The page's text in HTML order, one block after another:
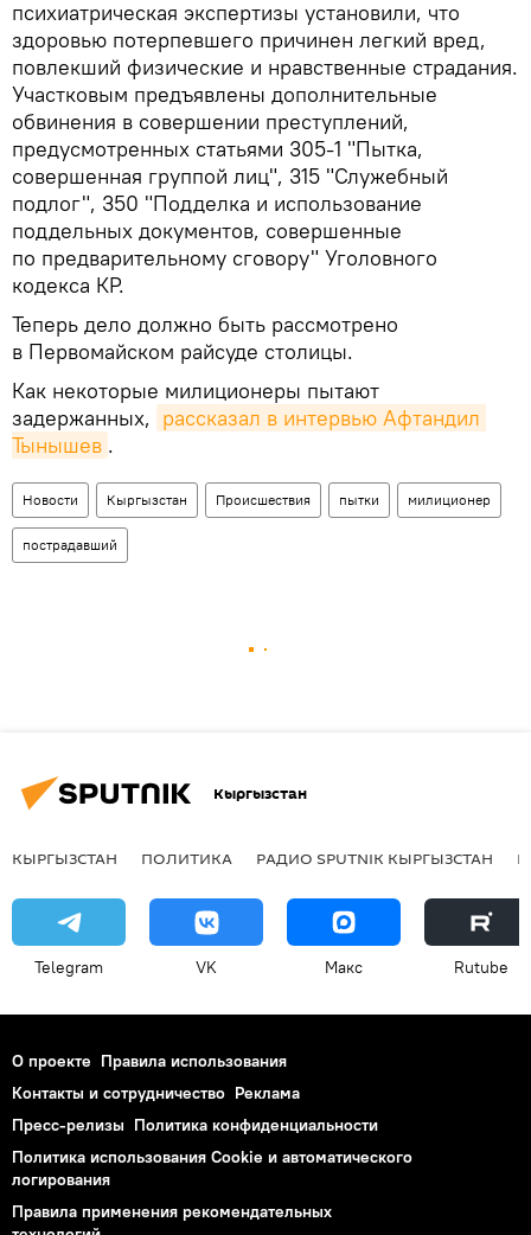
психиатрическая экспертизы установили, что
здоровью потерпевшего причинен легкий вред,
повлекший физические и нравственные страдания.
Участковым предъявлены дополнительные
обвинения в совершении преступлений,
предусмотренных статьями 305-1 "Пытка,
совершенная группой лиц", 315 "Служебный
подлог", 350 "Подделка и использование
поддельных документов, совершенные
по предварительному сговору" Уголовного
кодекса КР.
Теперь дело должно быть рассмотрено
в Первомайском райсуде столицы.
Как некоторые милиционеры пытают
задержанных, рассказал в интервью Афтандил
Тынышев .
Новости Кыргызстан Происшествия пытки милиционер
пострадавший
Кыргызстан
КЫРГЫЗСТАН ПОЛИТИКА РАДИО SPUTNIK КЫРГЫЗСТАН
Telegram VK Макс Rutube
О проекте Правила использования
Контакты и сотрудничество Реклама
Пресс-релизы Политика конфиденциальности
Политика использования Cookie и автоматического
логирования
Правила применения рекомендательных